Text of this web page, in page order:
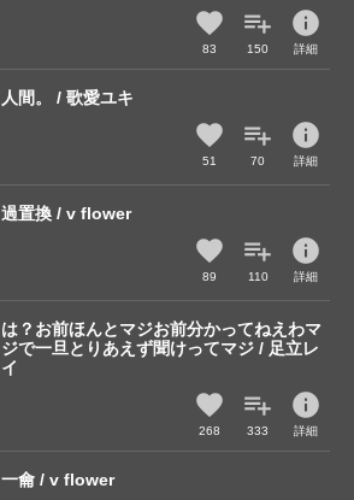
83 150
info
詳細
人間。 / 歌愛ユキ
51 70
info
詳細
過置換 / v flower
89 110
info
詳細
は？お前ほんとマジお前分かってねえわマ
ジで一旦とりあえず聞けってマジ / 足立レ
イ
268 333
info
詳細
一龠 / v flower